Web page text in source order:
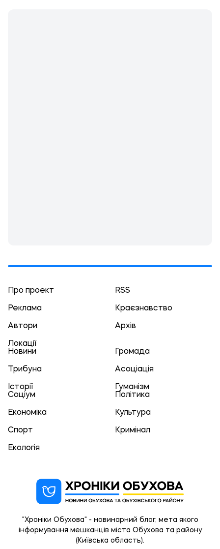
Про проект RSS
Реклама Краєзнавство
Автори Архів
Локації
Новини
Громада
Трибуна Асоціація
Історії
Гуманізм
Соціум
Політика
Економіка Культура
Спорт Кримінал
Екологія
"Хроніки Обухова" - новинарний блог, мета якого
інформування мешканців міста Обухова та району
(Київська область).